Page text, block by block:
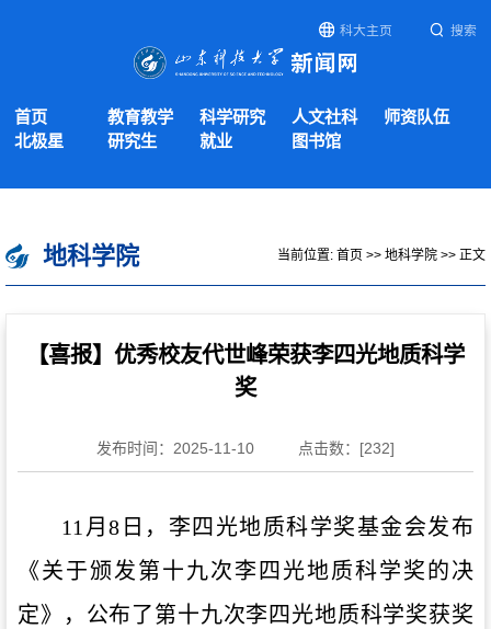
科大主页 搜索
首页 教育教学 科学研究 人文社科
师资队伍
北极星
研究生 就业 图书馆
地科学院 当前位置: 首页 >> 地科学院 >> 正文
【喜报】优秀校友代世峰荣获李四光地质科学
奖
发布时间：2025-11-10 点击数：[232]
11月8日，李四光地质科学奖基金会发布
《关于颁发第十九次李四光地质科学奖的决
定》，公布了第十九次李四光地质科学奖获奖